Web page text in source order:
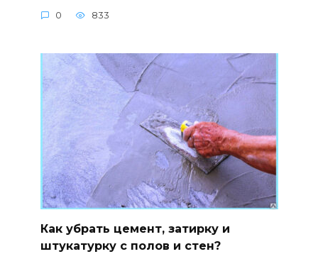
0 833
Как убрать цемент, затирку и
штукатурку с полов и стен?